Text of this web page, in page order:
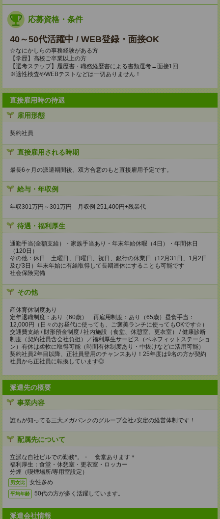
応募資格・条件
40～50代活躍中 / WEB登録・面接OK
☆なにかしらの事務経験がある方
【学歴】高校ご卒業以上の方
【選考ステップ】履歴書・職務経歴書による書類選考→面接1回
※適性検査やWEBテストなどは一切ありません！
直接雇用時の待遇
雇用形態
契約社員
直接雇用される時期
最長6ヶ月の派遣期間後、双方合意のもと直接雇用予定です。
給与・年収例
年収301万円～301万円 月収例 251,400円+残業代
待遇・福利厚生
通勤手当(全額支給）・家族手当あり・年末年始休暇（4日）・年間休日
（120日）
その他：休日…土曜日、日曜日、祝日、銀行の休業日（12月31日、1月2日
及び3日）年末年始に有給取得して長期連休にすることも可能です
社会保険完備
その他
産休育休制度あり
定年退職制度：あり（60歳） 再雇用制度：あり（65歳）昼食手当：
12,000円（日々のお昼代に使っても、ご褒美ランチに使ってもOKです☆）
交通費支給 / 財形預金制度 / 社内施設（食堂、休憩室、更衣室） / 健康診断
制度（契約社員含会社負担）／福利厚生サービス（ベネフィットステーショ
ン）有休は柔軟に取得可能（時間有休制度あり・中抜けなどに活用可能）
契約社員2年目以降、正社員登用のチャンスあり！25年度は9名の方が契約
社員から正社員に転換しています◎
派遣先の概要
事業内容
誰もが知ってる三大メガバンクのグループ会社♪安定の経営体制です！
配属先について
立派な自社ビルでの勤務*。・ 食堂あります＊
福利厚生：食堂・休憩室・更衣室・ロッカー
分煙（喫煙場所/専用室設定）
男女比 女性多め
平均年齢 50代の方が多く活躍しています。
派遣会社情報